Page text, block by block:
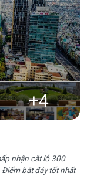
+4
nhận cắt lỗ 300
Điểm bắt đáy tốt nhất